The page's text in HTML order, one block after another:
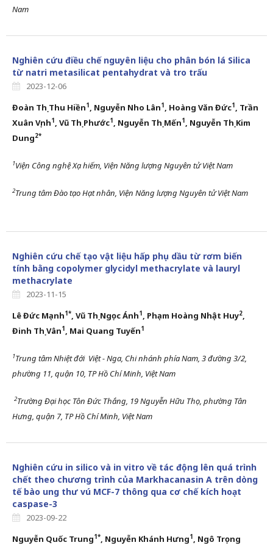
Nam
Nghiên cứu điều chế nguyên liệu cho phân bón lá Silica
từ natri metasilicat pentahydrat và tro trấu
2023-12-06
Đoàn Thị Thu Hiền1 , Nguyễn Nho Lân1 , Hoàng Văn Đức1 , Trần
Xuân Vịnh1 , Vũ Thị Phước1 , Nguyễn Thị Mến1 , Nguyễn Thị Kim
Dung2*
1Viện Công nghệ Xạ hiếm, Viện Năng lượng Nguyên tử Việt Nam
2Trung tâm Đào tạo Hạt nhân, Viện Năng lượng Nguyên tử Việt Nam
Nghiên cứu chế tạo vật liệu hấp phụ dầu từ rơm biến
tính bằng copolymer glycidyl methacrylate và lauryl
methacrylate
2023-11-15
Lê Đức Mạnh1*, Vũ Thị Ngọc Ánh1 , Phạm Hoàng Nhật Huy2,
Đinh Thị Vân1 , Mai Quang Tuyến1
1Trung tâm Nhiệt đới Việt-Nga, Chi nhánh phía Nam, 3 đường 3/2,
phường 11, quận 10, TPHồ Chí Minh, Việt Nam
2Trường Đại học Tôn Đức Thắng, 19 Nguyễn Hữu Thọ, phường Tân
Hưng, quận 7, TP Hồ Chí Minh, Việt Nam
Nghiên cứu in silico và in vitro về tác động lên quá trình
chết theo chương trình của Markhacanasin A trên dòng
tế bào ung thư vú MCF-7 thông qua cơ chế kích hoạt
caspase-3
2023-09-22
Nguyễn Quốc Trung1*, Nguyễn Khánh Hưng1 , Ngô Trọng